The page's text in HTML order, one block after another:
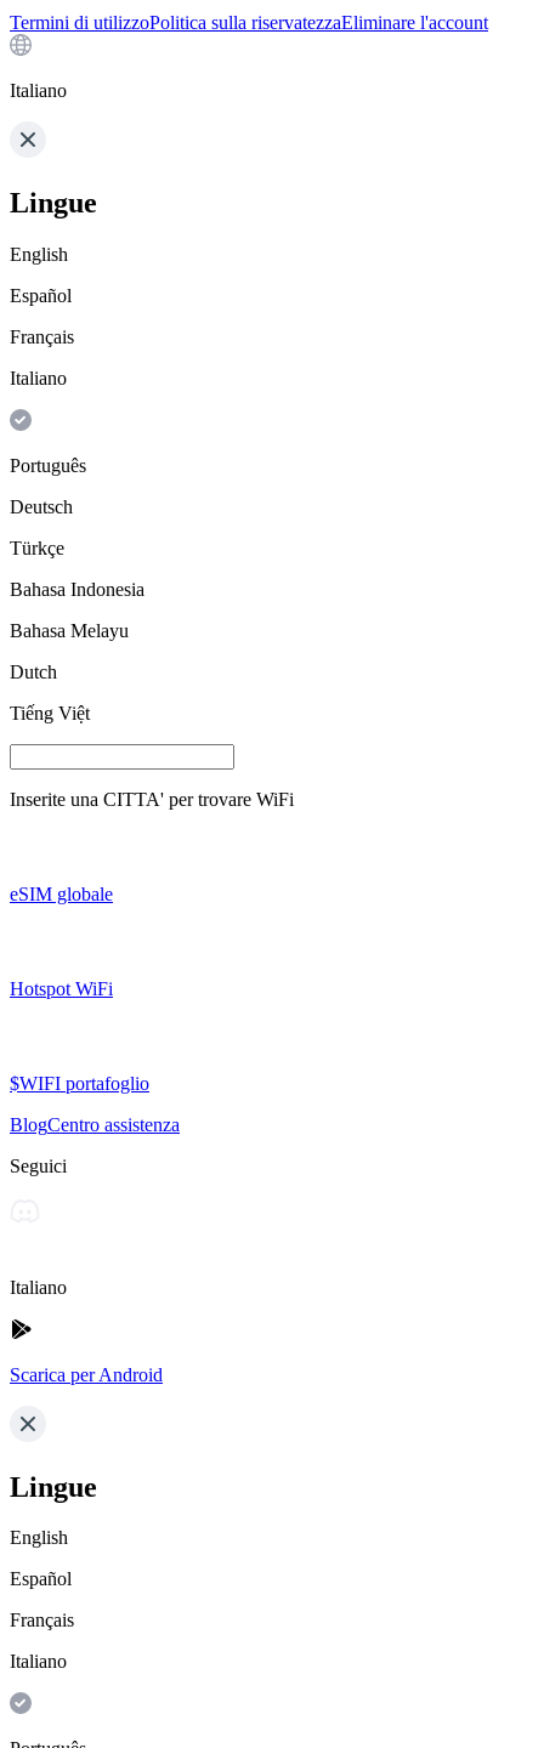
Termini di utilizzoPolitica sulla riservatezzaEliminare l'account
Italiano
Lingue
English
Español
Français
Italiano
Português
Deutsch
Türkçe
Bahasa Indonesia
Bahasa Melayu
Dutch
Tiếng Việt
Inserite una CITTA' per trovare WiFi
eSIM globale
Hotspot WiFi
$WIFI portafoglio
BlogCentro assistenza
Seguici
Italiano
Scarica per Android
Lingue
English
Español
Français
Italiano